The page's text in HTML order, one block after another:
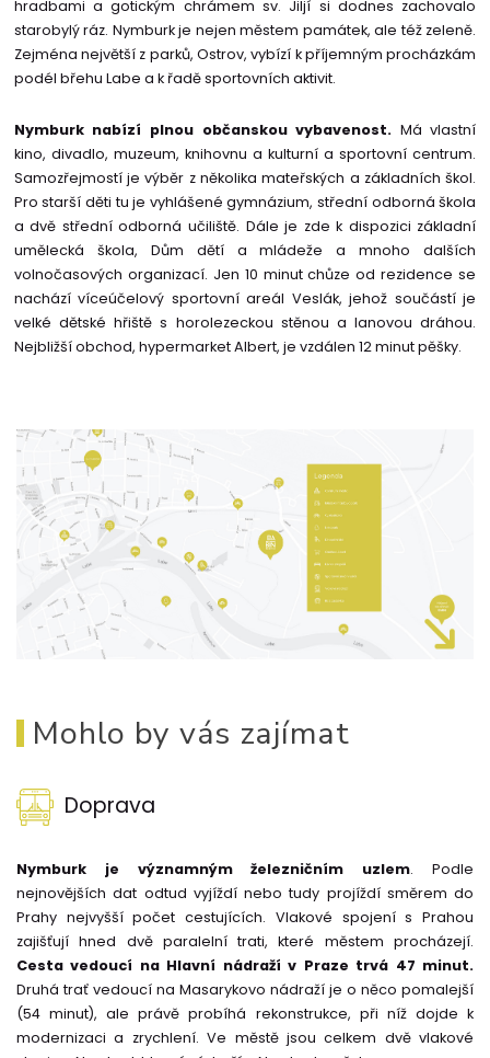
hradbami a gotickým chrámem sv. Jiljí si dodnes zachovalo
starobylý ráz. Nymburk je nejen městem památek, ale též zeleně.
Zejména největší z parků, Ostrov, vybízí k příjemným procházkám
podél břehu Labe a k řadě sportovních aktivit.
Nymburk nabízí plnou občanskou vybavenost. Má vlastní
kino, divadlo, muzeum, knihovnu a kulturní a sportovní centrum.
Samozřejmostí je výběr z několika mateřských a základních škol.
Pro starší děti tu je vyhlášené gymnázium, střední odborná škola
a dvě střední odborná učiliště. Dále je zde k dispozici základní
umělecká škola, Dům dětí a mládeže a mnoho dalších
volnočasových organizací. Jen 10 minut chůze od rezidence se
nachází víceúčelový sportovní areál Veslák, jehož součástí je
velké dětské hřiště s horolezeckou stěnou a lanovou dráhou.
Nejbližší obchod, hypermarket Albert, je vzdálen 12 minut pěšky.
Mohlo by vás zajímat
Doprava
Nymburk je významným železničním uzlem. Podle
nejnovějších dat odtud vyjíždí nebo tudy projíždí směrem do
Prahy nejvyšší počet cestujících. Vlakové spojení s Prahou
zajišťují hned dvě paralelní trati, které městem procházejí.
Cesta vedoucí na Hlavní nádraží v Praze trvá 47 minut.
Druhá trať vedoucí na Masarykovo nádraží je o něco pomalejší
(54 minut), ale právě probíhá rekonstrukce, při níž dojde k
modernizaci a zrychlení. Ve městě jsou celkem dvě vlakové